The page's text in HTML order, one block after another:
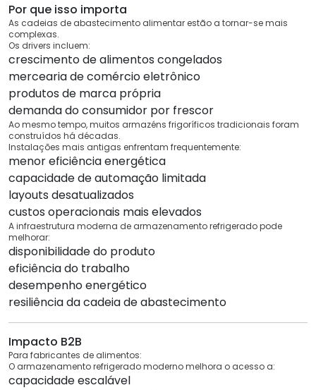
Por que isso importa
As cadeias de abastecimento alimentar estão a tornar-se mais
complexas.
Os drivers incluem:
crescimento de alimentos congelados
mercearia de comércio eletrônico
produtos de marca própria
demanda do consumidor por frescor
Ao mesmo tempo, muitos armazéns frigoríficos tradicionais foram
construídos há décadas.
Instalações mais antigas enfrentam frequentemente:
menor eficiência energética
capacidade de automação limitada
layouts desatualizados
custos operacionais mais elevados
A infraestrutura moderna de armazenamento refrigerado pode
melhorar:
disponibilidade do produto
eficiência do trabalho
desempenho energético
resiliência da cadeia de abastecimento
Impacto B2B
Para fabricantes de alimentos:
O armazenamento refrigerado moderno melhora o acesso a:
capacidade escalável